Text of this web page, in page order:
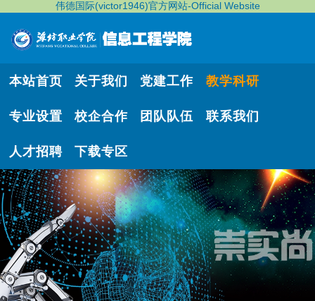
伟德国际(victor1946)官方网站-Official Website
本站首页 关于我们 党建工作 教学科研
专业设置 校企合作 团队队伍 联系我们
人才招聘 下载专区